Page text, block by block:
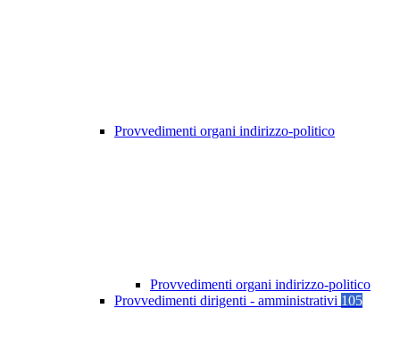
Provvedimenti organi indirizzo-politico
Provvedimenti organi indirizzo-politico
Provvedimenti dirigenti - amministrativi 105